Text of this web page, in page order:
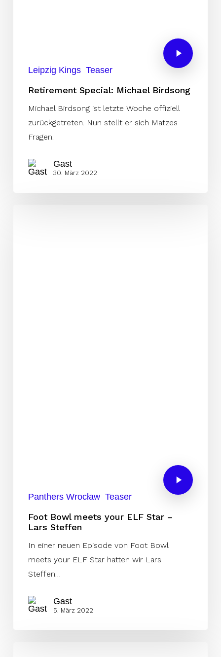
Leipzig Kings Teaser
Retirement Special: Michael Birdsong
Michael Birdsong ist letzte Woche offiziell
zurückgetreten. Nun stellt er sich Matzes
Fragen.
Gast
30. März 2022
Panthers Wrocław Teaser
Foot Bowl meets your ELF Star –
Lars Steffen
In einer neuen Episode von Foot Bowl
meets your ELF Star hatten wir Lars
Steffen…
Gast
5. März 2022